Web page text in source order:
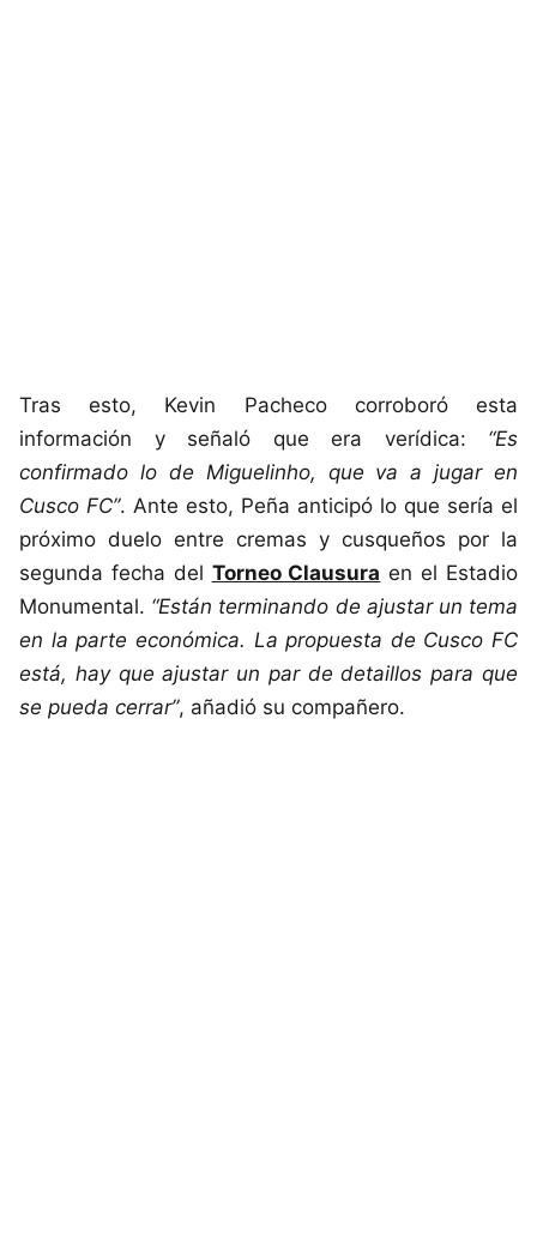
Tras esto, Kevin Pacheco corroboró esta
información y señaló que era verídica: “Es
confirmado lo de Miguelinho, que va a jugar en
Cusco FC”. Ante esto, Peña anticipó lo que sería el
próximo duelo entre cremas y cusqueños por la
segunda fecha del Torneo Clausura en el Estadio
Monumental. “Están terminando de ajustar un tema
en la parte económica. La propuesta de Cusco FC
está, hay que ajustar un par de detaillos para que
se pueda cerrar”, añadió su compañero.